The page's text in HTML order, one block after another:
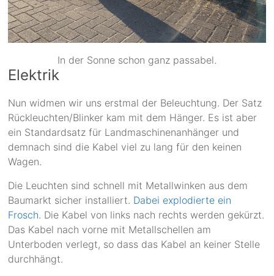
In der Sonne schon ganz passabel.
Elektrik
Nun widmen wir uns erstmal der Beleuchtung. Der Satz
Rückleuchten/Blinker kam mit dem Hänger. Es ist aber
ein Standardsatz für Landmaschinenanhänger und
demnach sind die Kabel viel zu lang für den keinen
Wagen.
Die Leuchten sind schnell mit Metallwinken aus dem
Baumarkt sicher installiert. Dabei explodierte ein
Frosch. Die Kabel von links nach rechts werden gekürzt.
Das Kabel nach vorne mit Metallschellen am
Unterboden verlegt, so dass das Kabel an keiner Stelle
durchhängt.